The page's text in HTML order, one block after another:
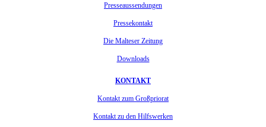
Presseaussendungen
Pressekontakt
Die Malteser Zeitung
Downloads
KONTAKT
Kontakt zum Großpriorat
Kontakt zu den Hilfswerken